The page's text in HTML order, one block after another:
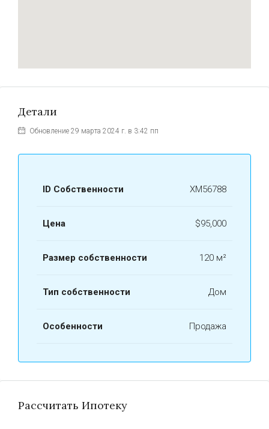
Детали
Обновление 29 марта 2024 г. в 3:42 пп
ID Собственности ХМ56788
Цена $95,000
Размер собственности 120 м²
Тип собственности Дом
Особенности Продажа
Рассчитать Ипотеку